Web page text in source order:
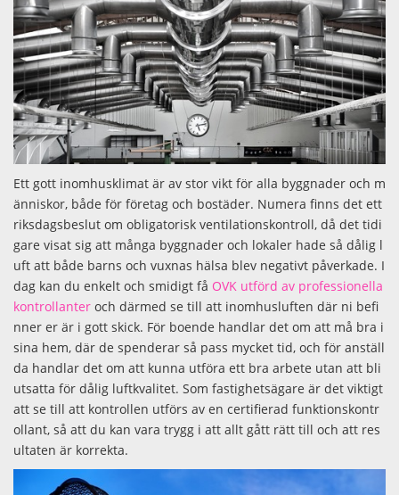
Ett gott inomhusklimat är av stor vikt för alla byggnader och m
änniskor, både för företag och bostäder. Numera finns det ett
riksdagsbeslut om obligatorisk ventilationskontroll, då det tidi
gare visat sig att många byggnader och lokaler hade så dålig l
uft att både barns och vuxnas hälsa blev negativt påverkade. I
dag kan du enkelt och smidigt få OVK utförd av professionella
kontrollanter och därmed se till att inomhusluften där ni befi
nner er är i gott skick. För boende handlar det om att må bra i
sina hem, där de spenderar så pass mycket tid, och för anställ
da handlar det om att kunna utföra ett bra arbete utan att bli
utsatta för dålig luftkvalitet. Som fastighetsägare är det viktigt
att se till att kontrollen utförs av en certifierad funktionskontr
ollant, så att du kan vara trygg i att allt gått rätt till och att res
ultaten är korrekta.